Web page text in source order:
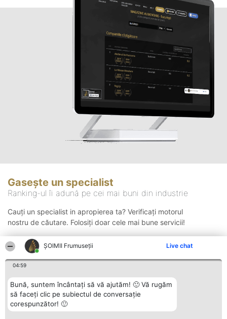
ȘOIMII Frumuseții Live chat
04:59
Bună, suntem încântați să vă ajutăm! 🙂 Vă rugăm
să faceți clic pe subiectul de conversație
corespunzător! 🙂
Gasește un specialist
Ranking-ul îi adună pe cei mai buni din industrie
Cauți un specialist in apropierea ta? Verificați motorul
nostru de căutare. Folosiți doar cele mai bune servicii!